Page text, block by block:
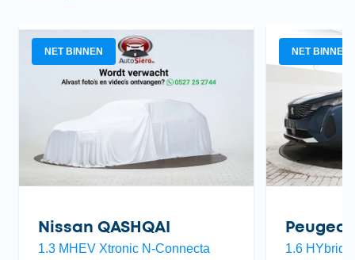
NET BINNEN
Nissan QASHQAI
1.3 MHEV Xtronic N-Connecta
NET BINNEN
1.6 HYbrid